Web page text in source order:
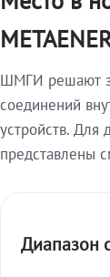
ШМГИ решают
соединений
устройств. Для
представлены
Диапазон